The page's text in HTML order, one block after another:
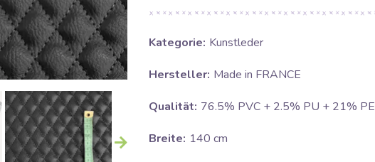
Kategorie: Kunstleder
Hersteller: Made in FRANCE
Qualität: 76.5% PVC + 2.5% PU + 21% PE
Breite: 140 cm